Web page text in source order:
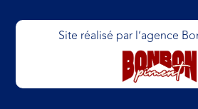
Site réalisé par l’agence